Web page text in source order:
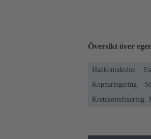
Översikt över
Hankontaktdon
Kopparlegering
Kretskortsfixering: